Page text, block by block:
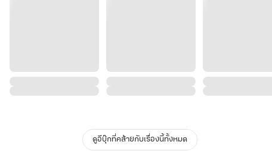
ดูอีบุ๊กที่คล้ายกับเรื่องนี้ทั้งหมด